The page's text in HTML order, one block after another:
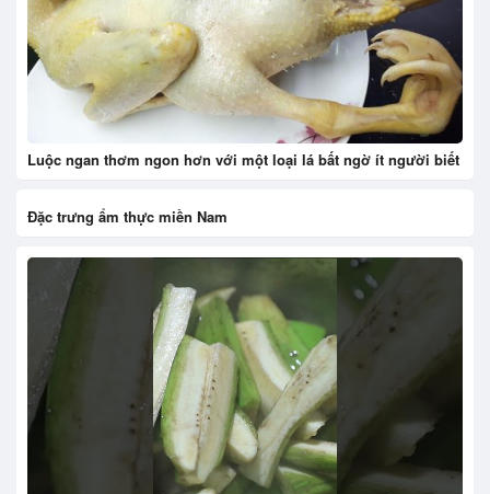
Luộc ngan thơm ngon hơn với một loại lá bất ngờ ít người biết
Đặc trưng ẩm thực miền Nam